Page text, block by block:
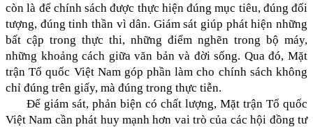
còn là để chính sách được thực hiện đúng mục tiêu, đúng đối
tượng, đúng tinh thần vì dân. Giám sát giúp phát hiện những
bất cập trong thực thi, những điểm nghẽn trong bộ máy,
những khoảng cách giữa văn bản và đời sống. Qua đó, Mặt
trận Tổ quốc Việt Nam góp phần làm cho chính sách không
chỉ đúng trên giấy, mà đúng trong thực tiễn.
Để giám sát, phản biện có chất lượng, Mặt trận Tổ quốc
Việt Nam cần phát huy mạnh hơn vai trò của các hội đồng tư